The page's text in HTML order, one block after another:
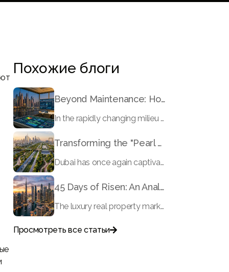
Похожие блоги
Beyond Maintenance: How Preventive Money Governance is Transforming Dubai Real Estate
In the rapidly changing milieu of Dubai's real estate sector, the year 2026 has triggered a substantial change in baggage handling practices. We have progressed beyond time when asset handling is simply a matter of "repairing leaks" or "accumulating bills". Currently, prudent businesses, builders and residents expect a more enhanced priority: preventive money governance.
Transforming the "Pearl of the World": 5 Key Projects Shaping Dubai's Future in 2026
Dubai has once again captivated a worldwide target audience with several groundbreaking mega-works that redefine the boundaries of engineering, sustainability and urban living. As we progress to May 2026, these ventures are evolving from bold ideas into concrete realities, cementing Dubai’s role as a worldwide leader in innovation and smart metropolitan development. From the depths of the ocean to the heights of the skyline, here's a complete examination of 5 massive projects that could currently make the emirate work again.
45 Days of Risen: An Analysis of Dubai’s Remarkable Growth in Ultra-Luxury Real Estate
The luxury real property market in Dubai is experiencing a remarkable upward push, strengthening its position as the leading worldwide hub for high-internet value investors. By the end of April 2026, the market has proven formidable resilience and growth, fueled by a blend of world-class infrastructure, strategic financial policies and a remarkable way of life worldwide Presented below is a complete analysis of the contemporary state of the ultra-luxury sector in Dubai, and the number one factors contributing to this historic momentum.
Просмотреть все статьи